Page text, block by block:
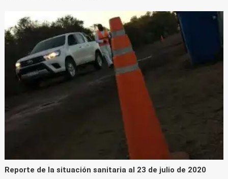
Reporte de la situación sanitaria al 23 de julio de 2020